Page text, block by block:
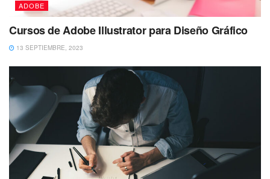
ADOBE
Cursos de Adobe Illustrator para Diseño Gráfico
13 SEPTIEMBRE, 2023